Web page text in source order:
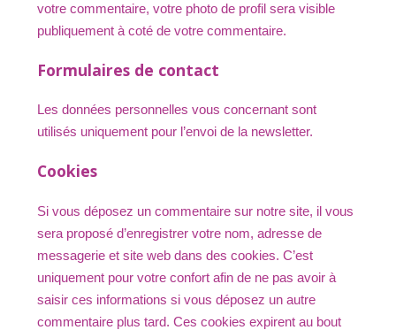
votre commentaire, votre photo de profil sera visible
publiquement à coté de votre commentaire.
Formulaires de contact
Les données personnelles vous concernant sont
utilisés uniquement pour l’envoi de la newsletter.
Cookies
Si vous déposez un commentaire sur notre site, il vous
sera proposé d’enregistrer votre nom, adresse de
messagerie et site web dans des cookies. C’est
uniquement pour votre confort afin de ne pas avoir à
saisir ces informations si vous déposez un autre
commentaire plus tard. Ces cookies expirent au bout